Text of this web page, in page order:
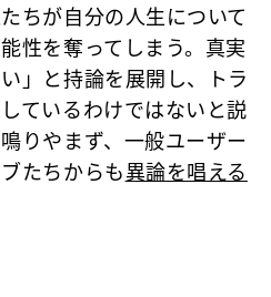
ちが自分の人生について
性を奪ってしまう。真実
」と持論を展開し、トラ
ているわけではないと説
りやまず、一般ユーザー
たちからも異論を唱える